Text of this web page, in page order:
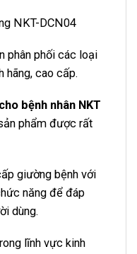
phân phối các loại
hãng, cao cấp.
bệnh nhân NKT
phẩm được rất
giường bệnh với
năng để đáp
dùng.
lĩnh vực kinh